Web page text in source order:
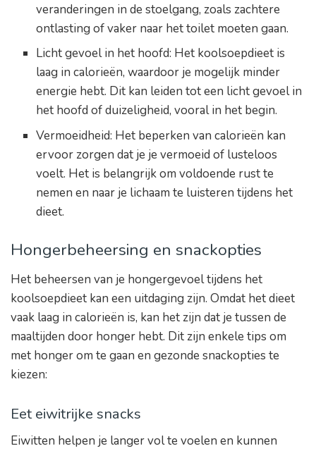
veranderingen in de stoelgang, zoals zachtere
ontlasting of vaker naar het toilet moeten gaan.
Licht gevoel in het hoofd: Het koolsoepdieet is
laag in calorieën, waardoor je mogelijk minder
energie hebt. Dit kan leiden tot een licht gevoel in
het hoofd of duizeligheid, vooral in het begin.
Vermoeidheid: Het beperken van calorieën kan
ervoor zorgen dat je je vermoeid of lusteloos
voelt. Het is belangrijk om voldoende rust te
nemen en naar je lichaam te luisteren tijdens het
dieet.
Hongerbeheersing en snackopties
Het beheersen van je hongergevoel tijdens het
koolsoepdieet kan een uitdaging zijn. Omdat het dieet
vaak laag in calorieën is, kan het zijn dat je tussen de
maaltijden door honger hebt. Dit zijn enkele tips om
met honger om te gaan en gezonde snackopties te
kiezen:
Eet eiwitrijke snacks
Eiwitten helpen je langer vol te voelen en kunnen